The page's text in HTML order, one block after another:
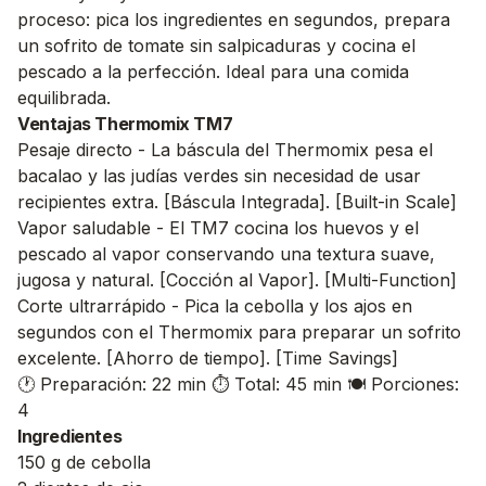
proceso: pica los ingredientes en segundos, prepara
un sofrito de tomate sin salpicaduras y cocina el
pescado a la perfección. Ideal para una comida
equilibrada.
Ventajas Thermomix TM7
Pesaje directo - La báscula del Thermomix pesa el
bacalao y las judías verdes sin necesidad de usar
recipientes extra. [Báscula Integrada]. [Built-in Scale]
Vapor saludable - El TM7 cocina los huevos y el
pescado al vapor conservando una textura suave,
jugosa y natural. [Cocción al Vapor]. [Multi-Function]
Corte ultrarrápido - Pica la cebolla y los ajos en
segundos con el Thermomix para preparar un sofrito
excelente. [Ahorro de tiempo]. [Time Savings]
🕐 Preparación: 22 min ⏱️ Total: 45 min 🍽️ Porciones:
4
Ingredientes
150 g de cebolla